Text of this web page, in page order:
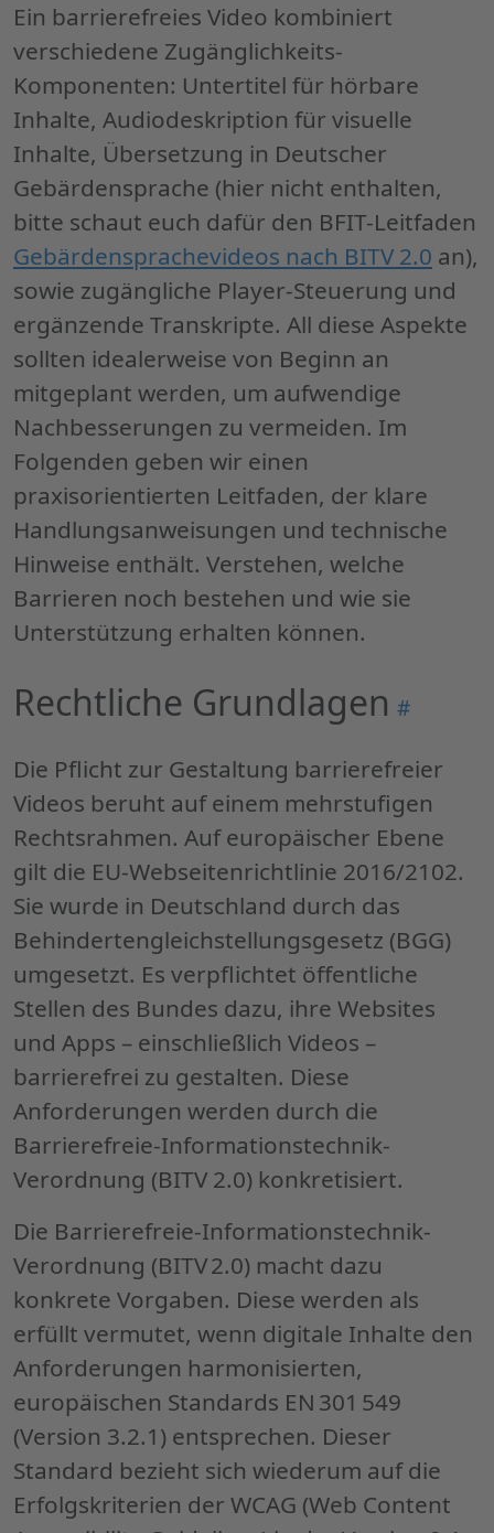
Ein barrierefreies Video kombiniert
verschiedene Zugänglichkeits-
Komponenten: Untertitel für hörbare
Inhalte, Audiodeskription für visuelle
Inhalte, Übersetzung in Deutscher
Gebärdensprache (hier nicht enthalten,
bitte schaut euch dafür den BFIT-Leitfaden
Gebärdensprachevideos nach BITV 2.0 an),
sowie zugängliche Player-Steuerung und
ergänzende Transkripte. All diese Aspekte
sollten idealerweise von Beginn an
mitgeplant werden, um aufwendige
Nachbesserungen zu vermeiden. Im
Folgenden geben wir einen
praxisorientierten Leitfaden, der klare
Handlungsanweisungen und technische
Hinweise enthält. Verstehen, welche
Barrieren noch bestehen und wie sie
Unterstützung erhalten können.
Rechtliche Grundlagen #
Die Pflicht zur Gestaltung barrierefreier
Videos beruht auf einem mehrstufigen
Rechtsrahmen. Auf europäischer Ebene
gilt die EU-Webseitenrichtlinie 2016/2102.
Sie wurde in Deutschland durch das
Behindertengleichstellungsgesetz (BGG)
umgesetzt. Es verpflichtet öffentliche
Stellen des Bundes dazu, ihre Websites
und Apps – einschließlich Videos –
barrierefrei zu gestalten. Diese
Anforderungen werden durch die
Barrierefreie-Informationstechnik-
Verordnung (BITV 2.0) konkretisiert.
Die Barrierefreie-Informationstechnik-
Verordnung (BITV 2.0) macht dazu
konkrete Vorgaben. Diese werden als
erfüllt vermutet, wenn digitale Inhalte den
Anforderungen harmonisierten,
europäischen Standards EN 301 549
(Version 3.2.1) entsprechen. Dieser
Standard bezieht sich wiederum auf die
Erfolgskriterien der WCAG (Web Content